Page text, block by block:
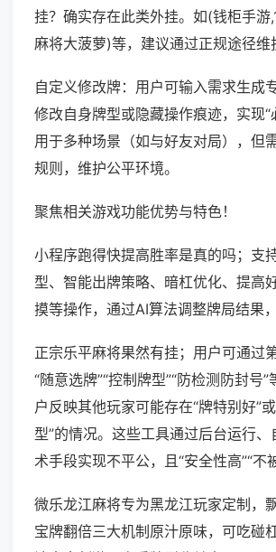
挂？确实存在此类外挂。如(钱柜手游
麻将大菠萝)等，建议通过正规途径维
自定义修改牌：用户可输入需求生成
修改自身牌型或隐藏操作痕迹，实现“
用于多种场景（如与好友对局），但
规则，维护公平环境。
聚焦相关游戏功能优势与特色！
小程序跑得快提高胜率是真的吗；支
型、智能出牌策略、暗杠优化、提高
摸等操作，通过AI算法调整牌局结果
正宗乐平麻将果然有挂；用户可通过
“随意选牌”“控制牌型”“防检测防封号
户反映其他玩家可能存在“牌特别好”
型”的情况。这些工具通过后台运行、
术手段实现不平公，且“安全性高”“不
微乐龙江麻将专为黑龙江玩家定制，
宝牌翻倍三大机制原汁原味，可吃碰